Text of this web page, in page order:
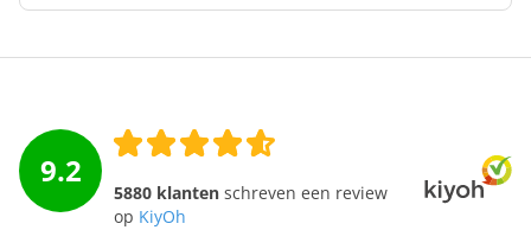
9.2
5880 klanten schreven een review
op KiyOh